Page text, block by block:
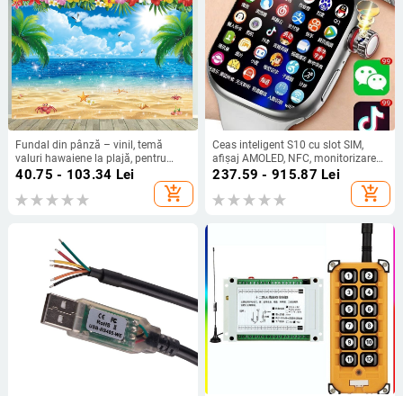
Fundal din pânză – vinil, temă
valuri hawaiene la plajă, pentru
fotografie de peisaj, decor
40.75 - 103.34 Lei
add_shopping_cart
Ceas inteligent S10 cu slot SIM,
afișaj AMOLED, NFC, monitorizare
ritm cardiac, cameră
237.59 - 915.87 Lei
add_shopping_cart